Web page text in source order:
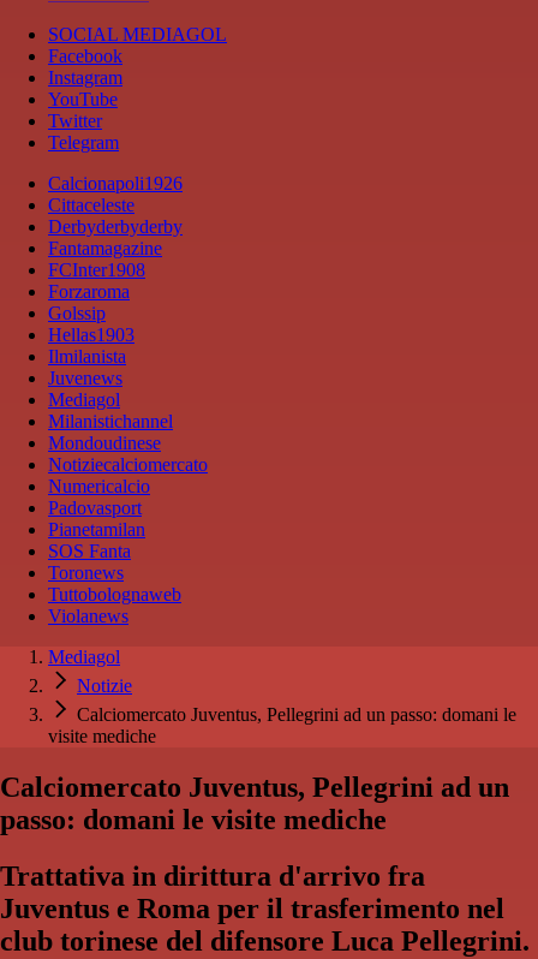
SOCIAL MEDIAGOL
Facebook
Instagram
YouTube
Twitter
Telegram
Calcionapoli1926
Cittaceleste
Derbyderbyderby
Fantamagazine
FCInter1908
Forzaroma
Golssip
Hellas1903
Ilmilanista
Juvenews
Mediagol
Milanistichannel
Mondoudinese
Notiziecalciomercato
Numericalcio
Padovasport
Pianetamilan
SOS Fanta
Toronews
Tuttobolognaweb
Violanews
Mediagol
Notizie
Calciomercato Juventus, Pellegrini ad un passo: domani le
visite mediche
Calciomercato Juventus, Pellegrini ad un
passo: domani le visite mediche
Trattativa in dirittura d'arrivo fra
Juventus e Roma per il trasferimento nel
club torinese del difensore Luca Pellegrini.